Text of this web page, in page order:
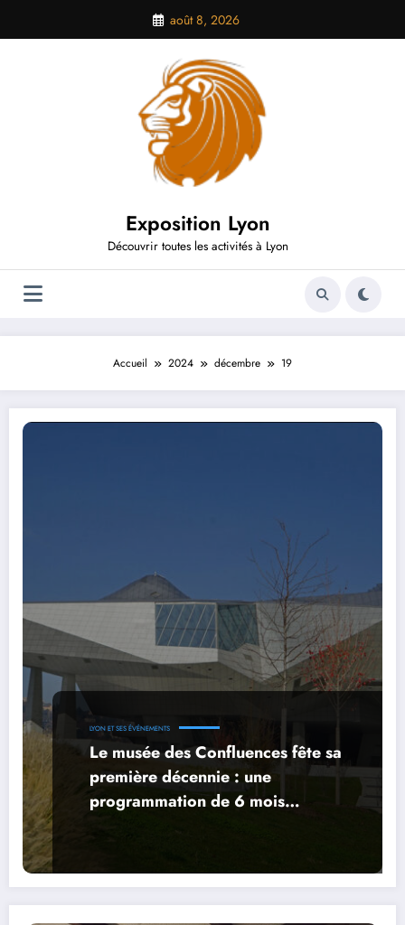
contenu
août 8, 2026
Exposition Lyon
Découvrir toutes les activités à Lyon
Accueil 2024 décembre 19
LYON ET SES ÉVÉNEMENTS
Le musée des Confluences fête sa
première décennie : une
programmation de 6 mois